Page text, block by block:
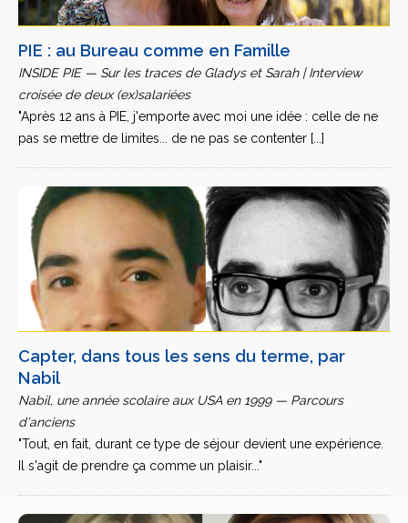
PIE : au Bureau comme en Famille
INSIDE PIE — Sur les traces de Gladys et Sarah | Interview
croisée de deux (ex)salariées
"Après 12 ans à PIE, j'emporte avec moi une idée : celle de ne
pas se mettre de limites... de ne pas se contenter [...]
Capter, dans tous les sens du terme, par
Nabil
Nabil, une année scolaire aux USA en 1999 — Parcours
d'anciens
"Tout, en fait, durant ce type de séjour devient une expérience.
Il s'agit de prendre ça comme un plaisir..."